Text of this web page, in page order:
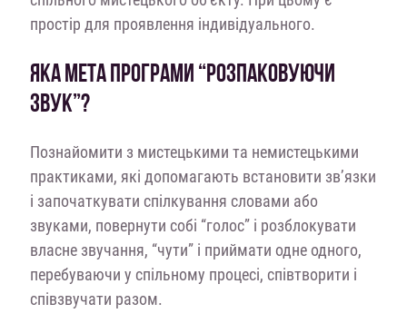
простір для проявлення індивідуального.
ЯКА МЕТА ПРОГРАМИ “РОЗПАКОВУЮЧИ
ЗВУК”?
Познайомити з мистецькими та немистецькими
практиками, які допомагають встановити зв’язки
і започаткувати спілкування словами або
звуками, повернути собі “голос” і розблокувати
власне звучання, “чути” і приймати одне одного,
перебуваючи у спільному процесі, співтворити і
співзвучати разом.